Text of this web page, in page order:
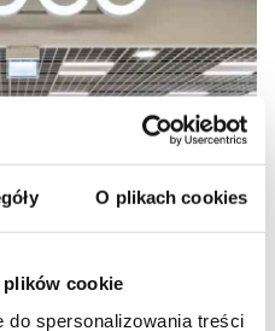
O plikach cookies
cookie
spersonalizowania treści